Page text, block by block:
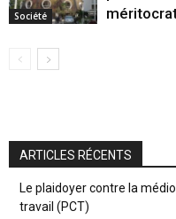
Société
ARTICLES RÉCENTS
Le plaidoyer contre la
travail (PCT)